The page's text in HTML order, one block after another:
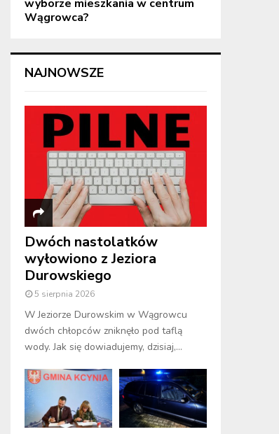
wyborze mieszkania w centrum
Wągrowca?
NAJNOWSZE
Dwóch nastolatków
wyłowiono z Jeziora
Durowskiego
5 sierpnia 2026
W Jeziorze Durowskim w Wągrowcu
dwóch chłopców zniknęło pod taflą
wody. Jak się dowiadujemy, dzisiaj,...